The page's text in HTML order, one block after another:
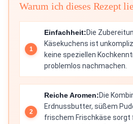
Warum ich dieses Rezept
Einfachheit:Die
Käsekuchens ist
keine speziellen
problemlos nachmachen.
Reiche Aromen:Die
Erdnussbutter, süßem
frischem Frischkäse sorgt